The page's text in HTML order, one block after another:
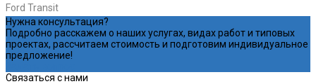
Ford Transit
Нужна консультация?
Подробно расскажем о наших услугах, видах работ и типовых
проектах, рассчитаем стоимость и подготовим индивидуальное
предложение!
Связаться с нами